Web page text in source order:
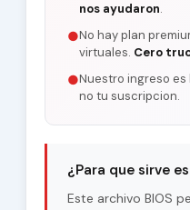
nos ayudaron.
●No hay plan
virtuales. Cero
●Nuestro ingreso
no tu suscripcion.
¿Para que sirve
Este archivo BIOS